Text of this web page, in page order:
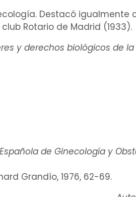
Destacó igualmente
Rotario de Madrid (1933).
y derechos biológicos de
de Ginecología y
Grandío, 1976, 62-69.